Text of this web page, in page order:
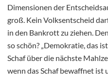
Dimensionen der
groß. Kein Volksentscheid
in den Bankrott zu ziehen.
so schön? „Demokratie, das
Schaf über die nächste
wenn das Schaf bewaffnet ist